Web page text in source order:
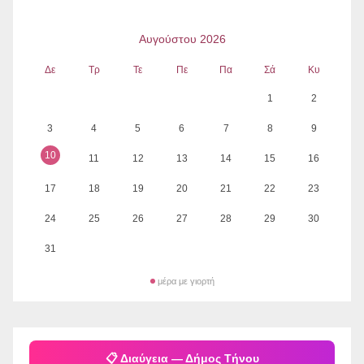
Αυγούστου 2026
Δε Τρ Τε Πε Πα Σά Κυ
1 2
3 4 5 6 7 8 9
10 11 12 13 14 15 16
17 18 19 20 21 22 23
24 25 26 27 28 29 30
31
μέρα με γιορτή
📋 Διαύγεια — Δήμος Τήνου